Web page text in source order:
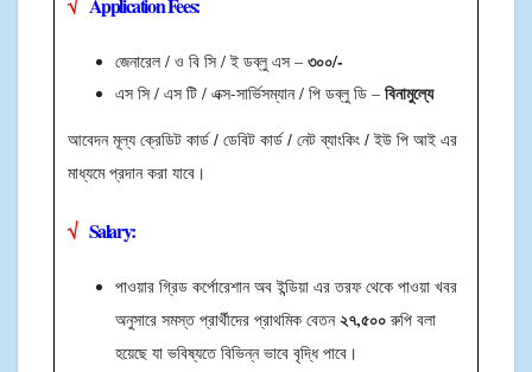
জেনারেল / ও বি সি / ই ডব্লু এস –৩০০/-
এস সি / এস টি / এক্স-সার্ভিসম্যান / পি ডব্লু ডি –বিনামুল্যে
আবেদন মূল্য ক্রেডিট কার্ড / ডেবিট কার্ড / নেট ব্যাংকিং / ইউ পি আই এর
মাধ্যমে প্রদান করা যাবে।
√ Salary:
পাওয়ার গ্রিড কর্পোরেশান অব ইন্ডিয়া এর তরফ থেকে পাওয়া খবর
অনুসারে সমস্ত প্রার্থীদের প্রাথমিক বেতন২৭,৫০০রুপি বলা
হয়েছে যা ভবিষ্যতে বিভিন্ন ভাবে বৃদ্ধি পাবে।